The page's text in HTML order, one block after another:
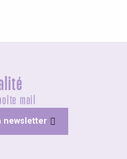
mail
newsletter